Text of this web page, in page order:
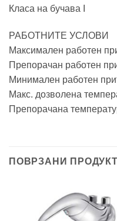
Класа на бучава I
РАБОТНИТЕ УСЛОВИ
Максимален работен
Препорачан работен
Минимален работен
Макс. дозволена
Препорачана
ПОВРЗАНИ